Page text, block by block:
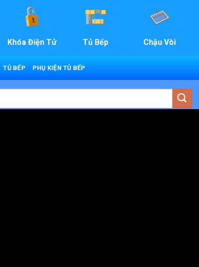
Khóa Điện Tử Tủ Bếp Chậu Vòi
TỦ BẾP PHỤ KIỆN TỦ BẾP